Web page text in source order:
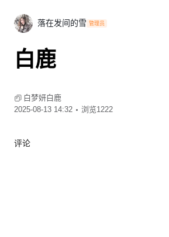
落在发间的雪 管理员
白鹿
白梦妍白鹿
2025-08-13 14:32
浏览1222
评论